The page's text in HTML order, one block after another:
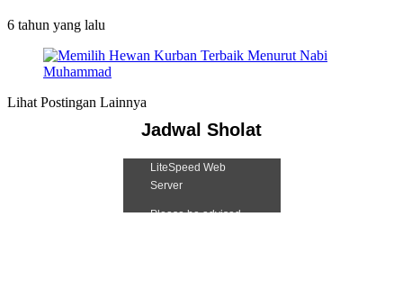
6 tahun yang lalu
Lihat Postingan Lainnya
Jadwal Sholat